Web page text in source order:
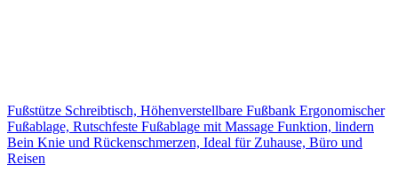
Fußstütze Schreibtisch, Höhenverstellbare Fußbank Ergonomischer
Fußablage, Rutschfeste Fußablage mit Massage Funktion, lindern
Bein Knie und Rückenschmerzen, Ideal für Zuhause, Büro und
Reisen